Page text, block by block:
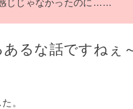
じじゃなかったのに……
るな話ですねぇ
。